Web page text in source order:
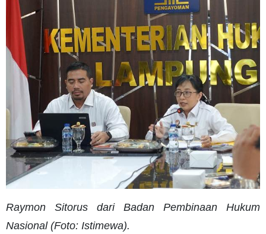
Raymon Sitorus dari Badan Pembinaan Hukum
Nasional (Foto: Istimewa).